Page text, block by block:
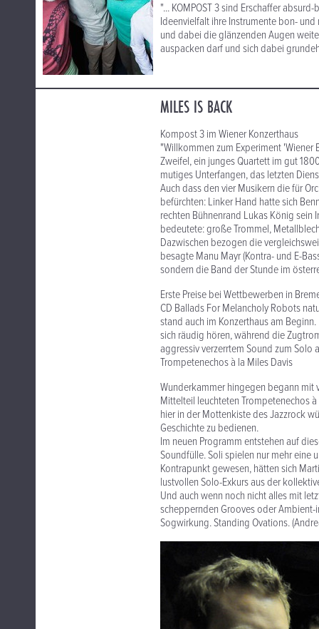
"... KOMPOST 3 sind Erschaffer
Ideenvielfalt ihre Instrumente bon-
und dabei die glänzenden Augen
auspacken darf und sich dabei
MILES IS BACK
Kompost 3 im Wiener Konzerthaus
"Willkommen zum Experiment
Zweifel, ein junges Quartett im gut
mutiges Unterfangen, das letzten
Auch dass den vier Musikern die für
befürchten: Linker Hand hatte sich
rechten Bühnenrand Lukas König
bedeutete: große Trommel,
Dazwischen bezogen die
besagte Manu Mayr (Kontra- und E-
sondern die Band der Stunde im
Erste Preise bei Wettbewerben in
CD Ballads For Melancholy Robots
stand auch im Konzerthaus am
sich räudig hören, während die
aggressiv verzerrtem Sound zum Solo
Trompetenechos à la Miles Davis
Wunderkammer hingegen begann mit
Mittelteil leuchteten Trompetenechos
hier in der Mottenkiste des Jazzrock
Geschichte zu bedienen.
Im neuen Programm entstehen auf
Soundfülle. Soli spielen nur mehr eine
Kontrapunkt gewesen, hätten sich
lustvollen Solo-Exkurs aus der
Und auch wenn noch nicht alles mit
scheppernden Grooves oder
Sogwirkung. Standing Ovations.